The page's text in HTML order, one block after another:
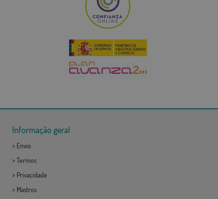
Informação geral
> Envio
> Termos
> Privacidade
> Mastros